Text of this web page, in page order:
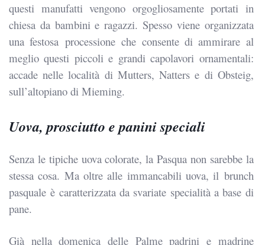
questi manufatti vengono orgogliosamente portati in
chiesa da bambini e ragazzi. Spesso viene organizzata
una festosa processione che consente di ammirare al
meglio questi piccoli e grandi capolavori ornamentali:
accade nelle località di Mutters, Natters e di Obsteig,
sull’altopiano di Mieming.
Uova, prosciutto e panini speciali
Senza le tipiche uova colorate, la Pasqua non sarebbe la
stessa cosa. Ma oltre alle immancabili uova, il brunch
pasquale è caratterizzata da svariate specialità a base di
pane.
Già nella domenica delle Palme padrini e madrine